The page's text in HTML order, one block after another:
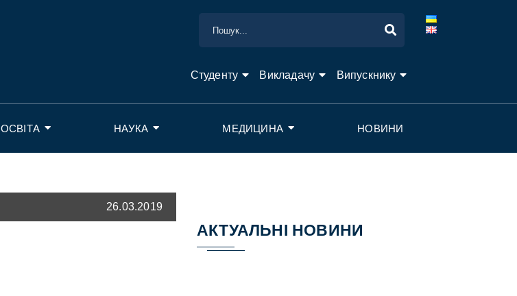
Студенту Викладачу Випускнику
ОСВІТА НАУКА МЕДИЦИНА НОВИНИ
26.03.2019
АКТУАЛЬНІ НОВИНИ